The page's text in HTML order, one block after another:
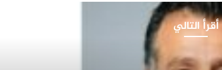
أقرأ التالي